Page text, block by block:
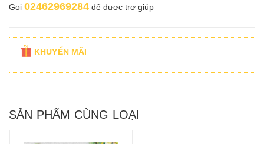
Gọi 02462969284 để được trợ giúp
KHUYẾN MÃI
SẢN PHẨM CÙNG LOẠI